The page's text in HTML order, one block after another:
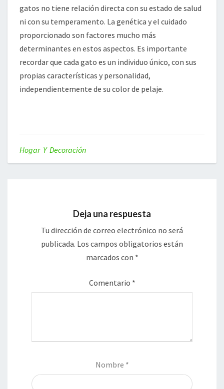
gatos no tiene relación directa con su estado de salud
ni con su temperamento. La genética y el cuidado
proporcionado son factores mucho más
determinantes en estos aspectos. Es importante
recordar que cada gato es un individuo único, con sus
propias características y personalidad,
independientemente de su color de pelaje.
Hogar Y Decoración
Deja una respuesta
Tu dirección de correo electrónico no será
publicada. Los campos obligatorios están
marcados con *
Comentario *
Nombre *